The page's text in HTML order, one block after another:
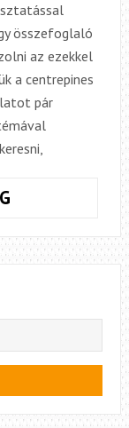
összefoglaló
az ezekkel
a centrepines
pár
ORSÓK
FAJTÁI,
A
ÚSZTATÁSBAN